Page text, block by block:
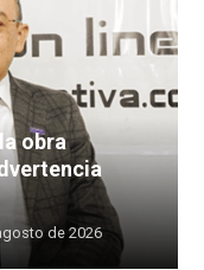
obra
de 2026